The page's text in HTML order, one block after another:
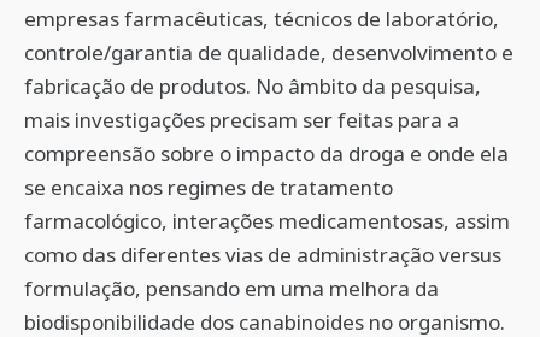
empresas farmacêuticas, técnicos de laboratório,
controle/garantia de qualidade, desenvolvimento e
fabricação de produtos. No âmbito da pesquisa,
mais investigações precisam ser feitas para a
compreensão sobre o impacto da droga e onde ela
se encaixa nos regimes de tratamento
farmacológico, interações medicamentosas, assim
como das diferentes vias de administração versus
formulação, pensando em uma melhora da
biodisponibilidade dos canabinoides no organismo.